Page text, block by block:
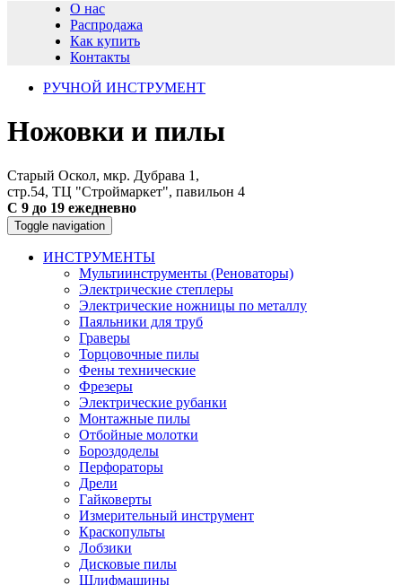
О нас
Распродажа
Как купить
Контакты
РУЧНОЙ ИНСТРУМЕНТ
Ножовки и пилы
Старый Оскол, мкр. Дубрава 1,
стр.54, ТЦ "Строймаркет", павильон 4
С 9 до 19 ежедневно
Toggle navigation
ИНСТРУМЕНТЫ
Мультиинструменты (Реноваторы)
Электрические степлеры
Электрические ножницы по металлу
Паяльники для труб
Граверы
Торцовочные пилы
Фены технические
Фрезеры
Электрические рубанки
Монтажные пилы
Отбойные молотки
Бороздоделы
Перфораторы
Дрели
Гайковерты
Измерительный инструмент
Краскопульты
Лобзики
Дисковые пилы
Шлифмашины